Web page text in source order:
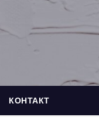
КОНТАКТ